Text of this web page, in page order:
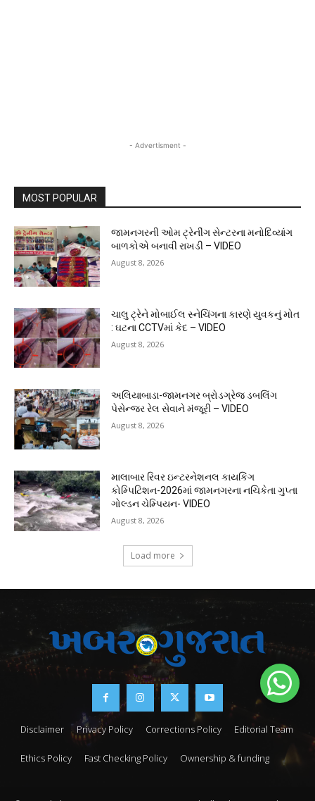
- Advertisment -
MOST POPULAR
જામનગરની ઓમ ટ્રેનીંગ સેન્ટરના મનોદિવ્યાંગ
બાળકોએ બનાવી રાખડી – VIDEO
August 8, 2026
ચાલુ ટ્રેને મોબાઈલ સ્નેચિંગના કારણે યુવકનું મોત
: ઘટના CCTVમાં કેદ – VIDEO
August 8, 2026
અલિયાબાડા-જામનગર બ્રોડગ્રેજ ડબલિંગ
પેસેન્જર રેલ સેવાને મંજૂરી – VIDEO
August 8, 2026
માલાબાર રિવર ઇન્ટરનેશનલ કાયકિંગ
કોમ્પિટિશન-2026માં જામનગરના નચિકેતા ગુપ્તા
ગોલ્ડન ચેમ્પિયન- VIDEO
August 8, 2026
Load more
Disclaimer Privacy Policy Corrections Policy Editorial Team
Ethics Policy Fast Checking Policy Ownership & funding